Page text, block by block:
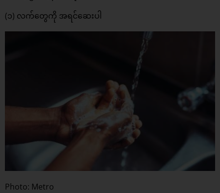
(၁) လက်တွေကို အရင်ဆေးပါ
Photo: Metro